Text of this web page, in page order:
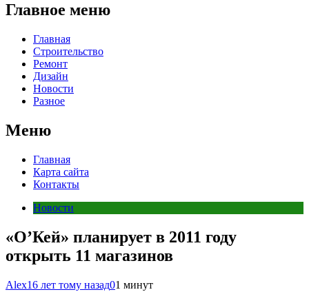
Главное меню
Главная
Строительство
Ремонт
Дизайн
Новости
Разное
Меню
Главная
Карта сайта
Контакты
Новости
«O’Кей» планирует в 2011 году
открыть 11 магазинов
Alex16 лет тому назад01 минут